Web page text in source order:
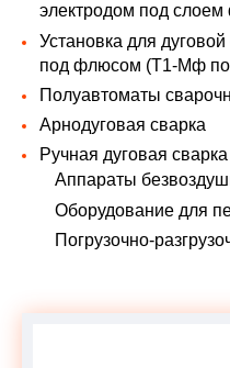
электродом под
Установка для
под флюсом (Т1-Мф
Полуавтоматы
Арнодуговая сварка
Ручная дуговая сварка
Аппараты
Оборудование для
Погрузочно-